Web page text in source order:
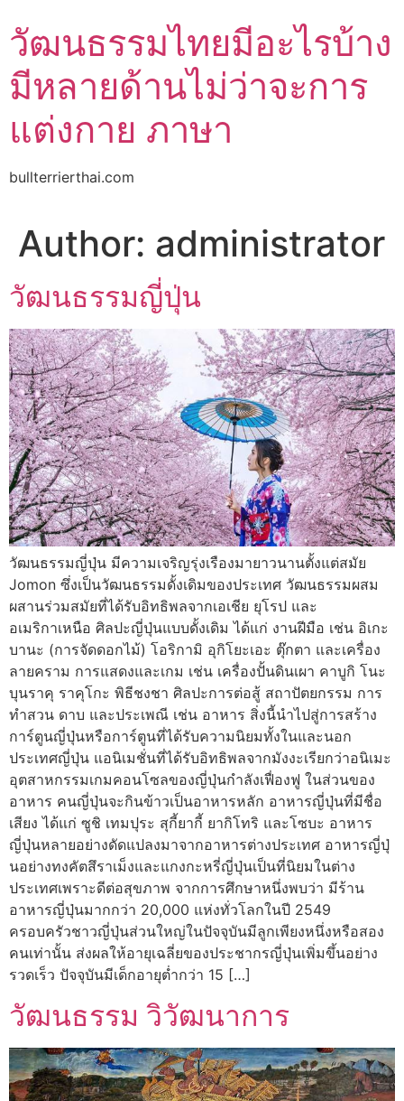
content
วัฒนธรรมไทยมีอะไรบ้าง
มีหลายด้านไม่ว่าจะการ
แต่งกาย ภาษา
bullterrierthai.com
Author: administrator
วัฒนธรรมญี่ปุ่น
วัฒนธรรมญี่ปุ่น มีความเจริญรุ่งเรืองมายาวนานตั้งแต่สมัย
Jomon ซึ่งเป็นวัฒนธรรมดั้งเดิมของประเทศ วัฒนธรรมผสม
ผสานร่วมสมัยที่ได้รับอิทธิพลจากเอเชีย ยุโรป และ
อเมริกาเหนือ ศิลปะญี่ปุ่นแบบดั้งเดิม ได้แก่ งานฝีมือ เช่น อิเกะ
บานะ (การจัดดอกไม้) โอริกามิ อุกิโยะเอะ ตุ๊กตา และเครื่อง
ลายคราม การแสดงและเกม เช่น เครื่องปั้นดินเผา คาบูกิ โนะ
บุนราคุ ราคุโกะ พิธีชงชา ศิลปะการต่อสู้ สถาปัตยกรรม การ
ทำสวน ดาบ และประเพณี เช่น อาหาร สิ่งนี้นำไปสู่การสร้าง
การ์ตูนญี่ปุ่นหรือการ์ตูนที่ได้รับความนิยมทั้งในและนอก
ประเทศญี่ปุ่น แอนิเมชั่นที่ได้รับอิทธิพลจากมังงะเรียกว่าอนิเมะ
อุตสาหกรรมเกมคอนโซลของญี่ปุ่นกำลังเฟื่องฟู ในส่วนของ
อาหาร คนญี่ปุ่นจะกินข้าวเป็นอาหารหลัก อาหารญี่ปุ่นที่มีชื่อ
เสียง ได้แก่ ซูชิ เทมปุระ สุกี้ยากี้ ยากิโทริ และโซบะ อาหาร
ญี่ปุ่นหลายอย่างดัดแปลงมาจากอาหารต่างประเทศ อาหารญี่ปุ่
นอย่างทงคัตสึราเม็งและแกงกะหรี่ญี่ปุ่นเป็นที่นิยมในต่าง
ประเทศเพราะดีต่อสุขภาพ จากการศึกษาหนึ่งพบว่า มีร้าน
อาหารญี่ปุ่นมากกว่า 20,000 แห่งทั่วโลกในปี 2549
ครอบครัวชาวญี่ปุ่นส่วนใหญ่ในปัจจุบันมีลูกเพียงหนึ่งหรือสอง
คนเท่านั้น ส่งผลให้อายุเฉลี่ยของประชากรญี่ปุ่นเพิ่มขึ้นอย่าง
รวดเร็ว ปัจจุบันมีเด็กอายุต่ำกว่า 15 […]
วัฒนธรรม วิวัฒนาการ